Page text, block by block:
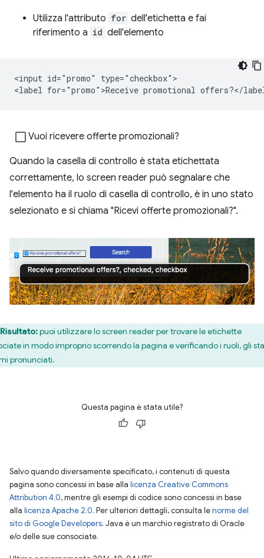
Utilizza l'attributo for dell'etichetta e fai
riferimento a id dell'elemento
<input id="promo" type="checkbox">
Vuoi ricevere offerte promozionali?
Quando la casella di controllo è stata etichettata
correttamente, lo screen reader può segnalare che
l'elemento ha il ruolo di casella di controllo, è in uno stato
selezionato e si chiama "Ricevi offerte promozionali?".
Risultato:puoi utilizzare lo screen reader per trovare le etichette
in modo improprio scorrendo la pagina e verificando i ruoli, gli
pronunciati.
Questa pagina è stata utile?
Salvo quando diversamente specificato, i contenuti di questa
pagina sono concessi in base alla licenza Creative Commons
Attribution 4.0, mentre gli esempi di codice sono concessi in base
alla licenza Apache 2.0. Per ulteriori dettagli, consulta lenorme del
sito di Google Developers. Java è un marchio registrato di Oracle
e/o delle sue consociate.